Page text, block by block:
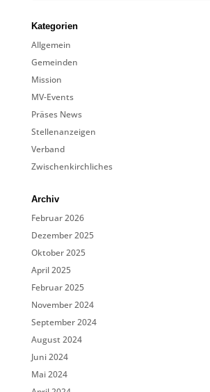
Kategorien
Allgemein
Gemeinden
Mission
MV-Events
Präses News
Stellenanzeigen
Verband
Zwischenkirchliches
Archiv
Februar 2026
Dezember 2025
Oktober 2025
April 2025
Februar 2025
November 2024
September 2024
August 2024
Juni 2024
Mai 2024